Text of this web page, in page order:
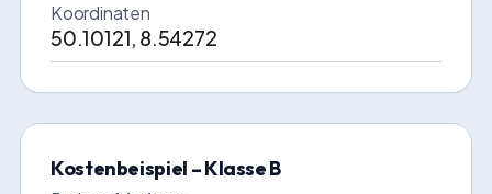
Koordinaten
50.10121, 8.54272
Kostenbeispiel – Klasse B